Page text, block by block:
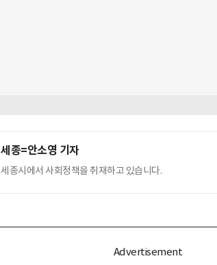
세종=안소영 기자
세종시에서 사회정책을 취재하고 있습니다.